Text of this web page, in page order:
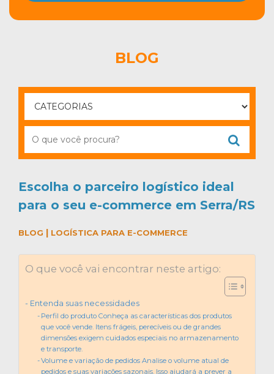
BLOG
Escolha o parceiro logístico ideal
para o seu e-commerce em Serra/RS
BLOG | LOGÍSTICA PARA E-COMMERCE
O que você vai encontrar neste artigo:
Entenda suas necessidades
Perfil do produto Conheça as características dos produtos
que você vende. Itens frágeis, perecíveis ou de grandes
dimensões exigem cuidados especiais no armazenamento
e transporte.
Volume e variação de pedidos Analise o volume atual de
pedidos e suas variações sazonais. Isso ajudará a prever a